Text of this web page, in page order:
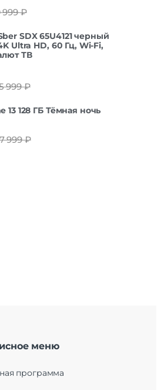
999₽
SDX 65U4121 черный
Ultra HD, 60 Гц, Wi-Fi,
ТВ
999₽
13 128 ГБ Тёмная ночь
999₽
меню
программа